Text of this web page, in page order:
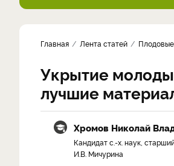
Главная Лента статей
Укрытие
лучшие
Хромов Николай
Кандидат с.-х. наук,
И.В. Мичурина